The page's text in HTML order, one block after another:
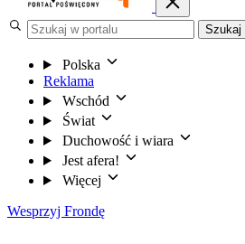
Szukaj
Polska
Reklama
Wschód
Świat
Duchowość i wiara
Jest afera!
Więcej
Wesprzyj Frondę